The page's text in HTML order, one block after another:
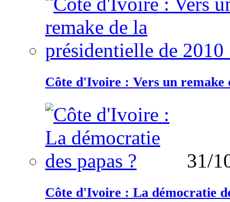
Côte d'Ivoire : Vers un remake
31/
Côte d'Ivoire : La démocratie